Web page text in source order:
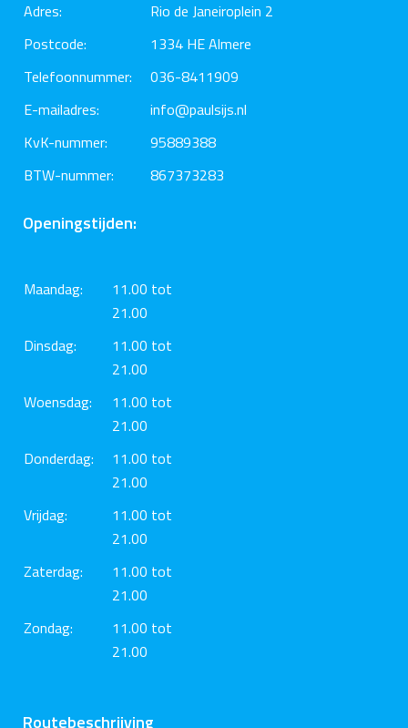
Adres:
Rio de Janeiroplein 2
Postcode:
1334 HE Almere
Telefoonnummer:
036-8411909
E-mailadres:
info@paulsijs.nl
KvK-nummer:
95889388
BTW-nummer:
867373283
Openingstijden:
Maandag:
11.00 tot
21.00
Dinsdag:
11.00 tot
21.00
Woensdag:
11.00 tot
21.00
Donderdag:
11.00 tot
21.00
Vrijdag:
11.00 tot
21.00
Zaterdag:
11.00 tot
21.00
Zondag:
11.00 tot
21.00
Routebeschrijving